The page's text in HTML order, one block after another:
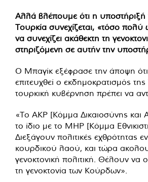
Αλλά βλέπουμε ότι η υποστήριξή
Τουρκία συνεχίζεται, «τόσο πολύ
να συνεχίζει ακάθεκτη τη
στηριζόμενη σε αυτήν την
Ο Μπαγίκ εξέφρασε την άποψη ότι
επιτευχθεί ο εκδημοκρατισμός
τουρκική κυβέρνηση πρέπει να
«Το AKP [Κόμμα Δικαιοσύνης και
το ίδιο με το MHP [Κόμμα
Διεξάγουν πολιτικές εχθρότητας
κουρδικού λαού, και τώρα
γενοκτονική πολιτική. Θέλουν
τη γενοκτονία των Κούρδων».